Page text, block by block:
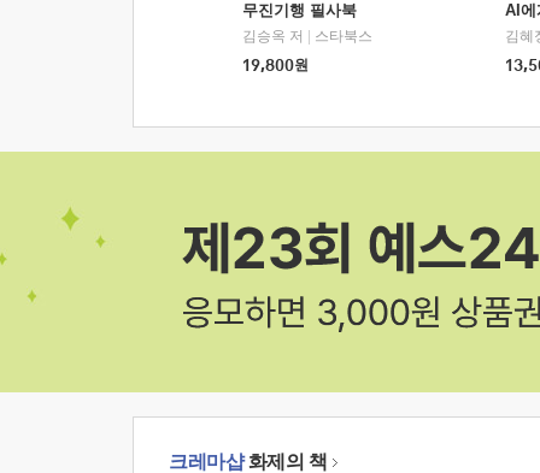
무진기행 필사북
김승옥 저
스타북스
19,800원
AI에
김혜
크레마샵화제의 책